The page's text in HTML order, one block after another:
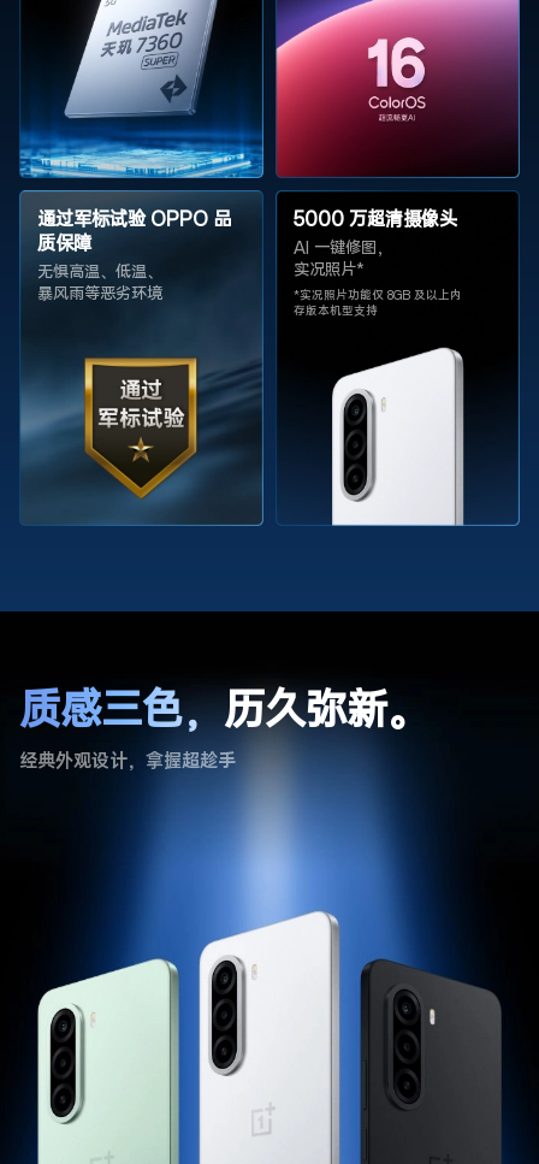
通过军标试验 OPPO 品
质保障
无惧高温、低温、
暴风雨等恶劣环境
5000 万超清摄像头
AI 一键修图，
实况照片*
*实况照片功能仅 8GB及以上内
存版本机型支持
质感三色，历久弥新。
经典外观设计，拿握超趁手